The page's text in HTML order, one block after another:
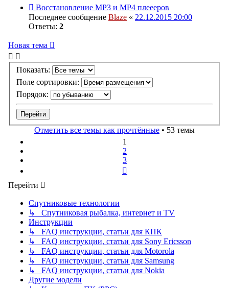
Восстановление MP3 и MP4 плеееров
Последнее сообщение Blaze « 22.12.2015 20:00
Ответы: 2
Новая тема
Показать:
Поле сортировки:
Порядок:
Отметить все темы как прочтённые • 53 темы
1
2
3
Перейти
Спутниковые технологии
↳ Спутниковая рыбалка, интернет и TV
Инструкции
↳ FAQ инструкции, статьи для КПК
↳ FAQ инструкции, статьи для Sony Ericsson
↳ FAQ инструкции, статьи для Motorola
↳ FAQ инструкции, статьи для Samsung
↳ FAQ инструкции, статьи для Nokia
Другие модели